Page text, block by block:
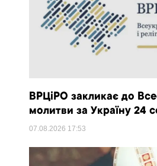
ВРЦіРО закликає до
молитви за Україну 24
07.08.2026 17:53